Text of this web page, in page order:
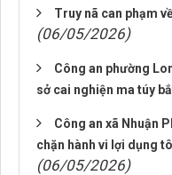
Truy nã can phạm
(06/05/2026)
Công an phường
sở cai nghiện ma túy
Công an xã Nhuận
chặn hành vi lợi dụng
(06/05/2026)